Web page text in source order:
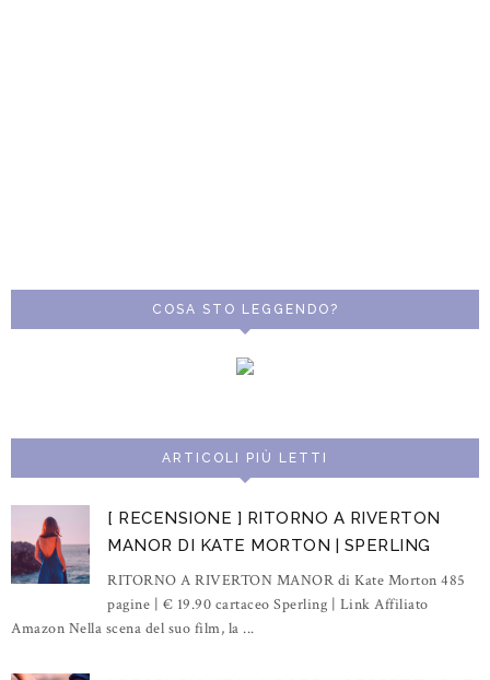
COSA STO LEGGENDO?
ARTICOLI PIÙ LETTI
[ RECENSIONE ] RITORNO A RIVERTON
MANOR DI KATE MORTON | SPERLING
RITORNO A RIVERTON MANOR di Kate Morton 485
pagine | € 19.90 cartaceo Sperling | Link Affiliato
Amazon Nella scena del suo film, la ...